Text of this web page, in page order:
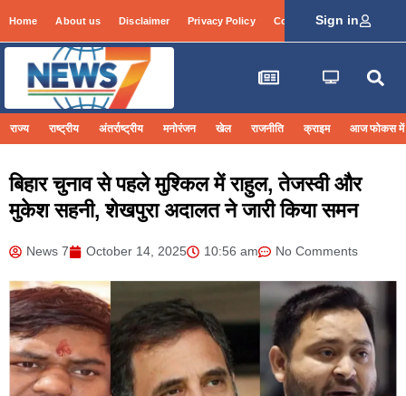
Home About us Disclaimer Privacy Policy Contact Info Login
Sign in
राज्य राष्ट्रीय अंतर्राष्ट्रीय मनोरंजन खेल राजनीति क्राइम आज फोकस में
बिहार चुनाव से पहले मुश्किल में राहुल, तेजस्वी और
मुकेश सहनी, शेखपुरा अदालत ने जारी किया समन
News 7 October 14, 2025 10:56 am No Comments